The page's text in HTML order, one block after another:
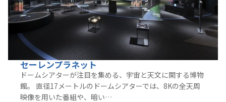
セーレンプラネット
ドームシアターが注目を集める、宇宙と天文に関する博物
館。 直径17メートルのドームシアターでは、8Kの全天周
映像を用いた番組や、暗い…